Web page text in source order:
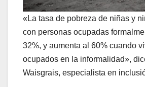
«La tasa de pobreza de niñas y
con personas ocupadas
32%, y aumenta al 60% cuando
ocupados en la informalidad»,
Waisgrais, especialista en